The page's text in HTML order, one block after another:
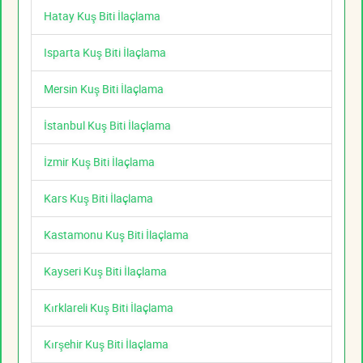
Hatay Kuş Biti İlaçlama
Isparta Kuş Biti İlaçlama
Mersin Kuş Biti İlaçlama
İstanbul Kuş Biti İlaçlama
İzmir Kuş Biti İlaçlama
Kars Kuş Biti İlaçlama
Kastamonu Kuş Biti İlaçlama
Kayseri Kuş Biti İlaçlama
Kırklareli Kuş Biti İlaçlama
Kırşehir Kuş Biti İlaçlama